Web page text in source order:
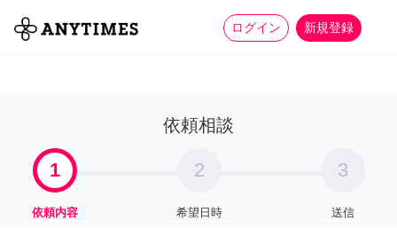
ログイン 新規登録
全て 家事 more_horiz
依頼相談
1
依頼内容
2
希望日時
3
送信